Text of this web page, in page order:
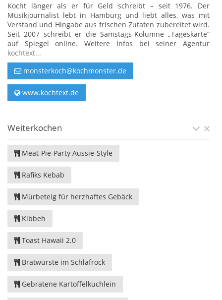
Kocht länger als er für Geld schreibt – seit 1976. Der
Musikjournalist lebt in Hamburg und liebt alles, was mit
Verstand und Hingabe aus frischen Zutaten zubereitet wird.
Seit 2007 schreibt er die Samstags-Kolumne „Tageskarte“
auf Spiegel online. Weitere Infos bei seiner Agentur
kochtext...
monsterkoch@kochmonster.de
www.kochtext.de
Weiterkochen
Meat-Pie-Party Aussie-Style
Rafiks Kebab
Mürbeteig für herzhaftes Gebäck
Kibbeh
Toast Hawaii 2.0
Bratwürste im Schlafrock
Gebratene Kartoffelküchlein